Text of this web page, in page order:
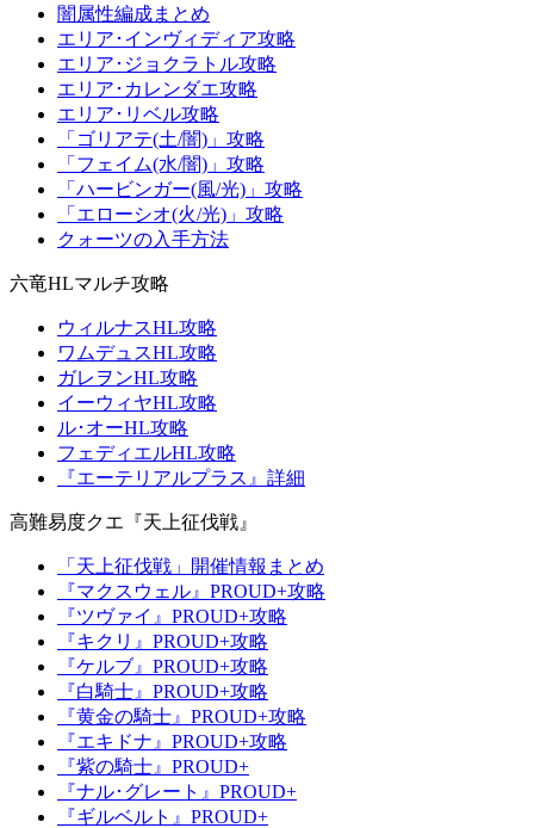
闇属性編成まとめ
エリア･インヴィディア攻略
エリア･ジョクラトル攻略
エリア･カレンダエ攻略
エリア･リベル攻略
「ゴリアテ(土/闇)」攻略
「フェイム(水/闇)」攻略
「ハービンガー(風/光)」攻略
「エローシオ(火/光)」攻略
クォーツの入手方法
六竜HLマルチ攻略
ウィルナスHL攻略
ワムデュスHL攻略
ガレヲンHL攻略
イーウィヤHL攻略
ル･オーHL攻略
フェディエルHL攻略
『エーテリアルプラス』詳細
高難易度クエ『天上征伐戦』
「天上征伐戦」開催情報まとめ
『マクスウェル』PROUD+攻略
『ツヴァイ』PROUD+攻略
『キクリ』PROUD+攻略
『ケルブ』PROUD+攻略
『白騎士』PROUD+攻略
『黄金の騎士』PROUD+攻略
『エキドナ』PROUD+攻略
『紫の騎士』PROUD+
『ナル･グレート』PROUD+
『ギルベルト』PROUD+